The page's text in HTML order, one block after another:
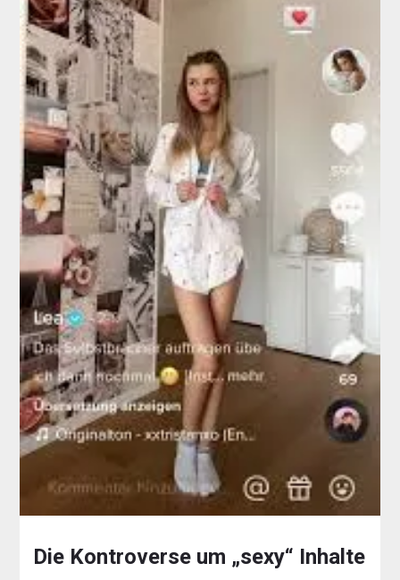
Die Kontroverse um „sexy“ Inhalte